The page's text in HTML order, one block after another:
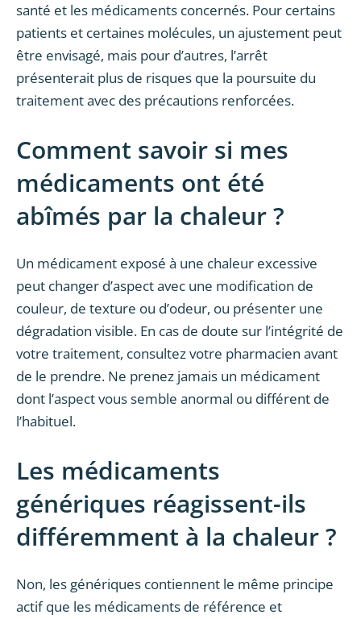
santé et les médicaments concernés. Pour certains
patients et certaines molécules, un ajustement peut
être envisagé, mais pour d’autres, l’arrêt
présenterait plus de risques que la poursuite du
traitement avec des précautions renforcées.
Comment savoir si mes
médicaments ont été
abîmés par la chaleur ?
Un médicament exposé à une chaleur excessive
peut changer d’aspect avec une modification de
couleur, de texture ou d’odeur, ou présenter une
dégradation visible. En cas de doute sur l’intégrité de
votre traitement, consultez votre pharmacien avant
de le prendre. Ne prenez jamais un médicament
dont l’aspect vous semble anormal ou différent de
l’habituel.
Les médicaments
génériques réagissent-ils
différemment à la chaleur ?
Non, les génériques contiennent le même principe
actif que les médicaments de référence et